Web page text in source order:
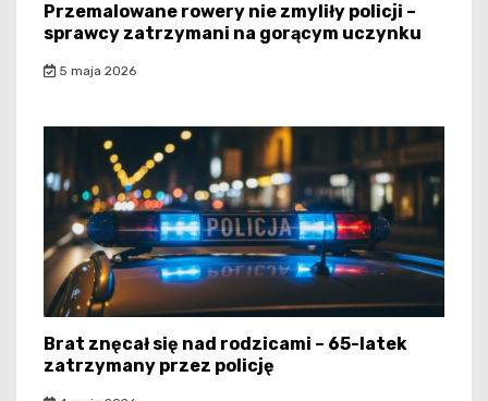
Przemalowane rowery nie zmyliły policji –
sprawcy zatrzymani na gorącym uczynku
5 maja 2026
Brat znęcał się nad rodzicami – 65-latek
zatrzymany przez policję